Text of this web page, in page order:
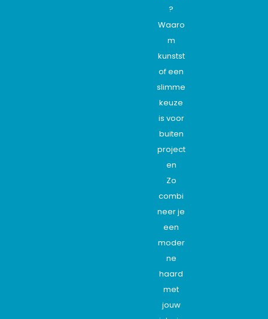
?
Waaro
m
kunstst
of een
slimme
keuze
is voor
buiten
project
en
Zo
combi
neer je
een
moder
ne
haard
met
jouw